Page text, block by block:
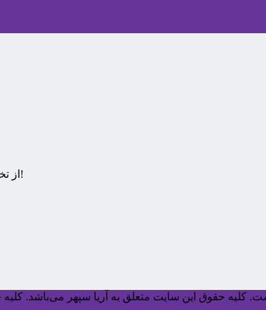
از تخفیف‌ها و جدیدترین‌های آریا سپهر باخبر شوید!
کليه حقوق اين سايت متعلق به آریا سپهر می‌باشد.